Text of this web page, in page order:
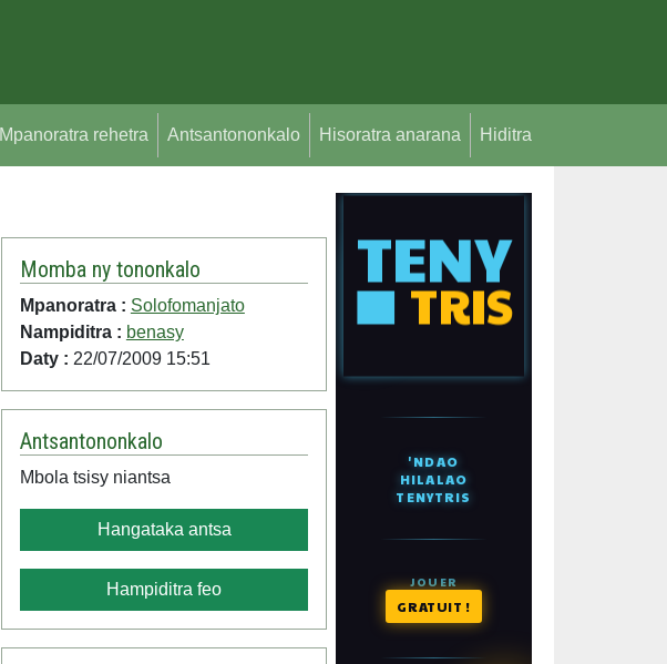
Mpanoratra rehetra Antsantononkalo Hisoratra anarana Hiditra
Momba ny tononkalo
Mpanoratra : Solofomanjato
Nampiditra : benasy
Daty : 22/07/2009 15:51
Antsantononkalo
Mbola tsisy niantsa
Hangataka antsa
Hampiditra feo